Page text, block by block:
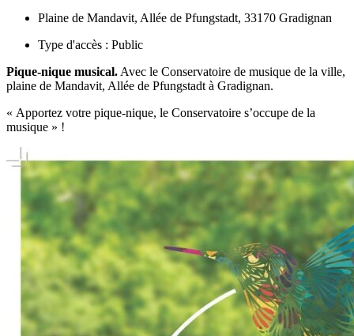
Plaine de Mandavit, Allée de Pfungstadt, 33170 Gradignan
Type d'accès : Public
Pique-nique musical. Avec le Conservatoire de musique de la ville,
plaine de Mandavit, Allée de Pfungstadt à Gradignan.
« Apportez votre pique-nique, le Conservatoire s’occupe de la
musique » !